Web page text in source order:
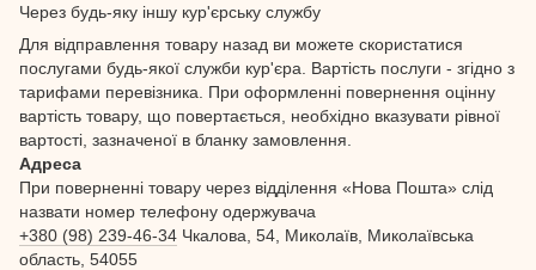
Через будь-яку іншу кур'єрську службу
Для відправлення товару назад ви можете скористатися
послугами будь-якої служби кур'єра. Вартість послуги - згідно з
тарифами перевізника. При оформленні повернення оцінну
вартість товару, що повертається, необхідно вказувати рівної
вартості, зазначеної в бланку замовлення.
Адреса
При поверненні товару через відділення «Нова Пошта» слід
назвати номер телефону одержувача
+380 (98) 239-46-34 Чкалова, 54, Миколаїв, Миколаївська
область, 54055